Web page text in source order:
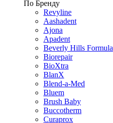
По Бренду
Revyline
Aashadent
Ajona
Apadent
Beverly Hills Formula
Biorepair
BioXtra
BlanX
Blend-a-Med
Bluem
Brush Baby
Buccotherm
Curaprox